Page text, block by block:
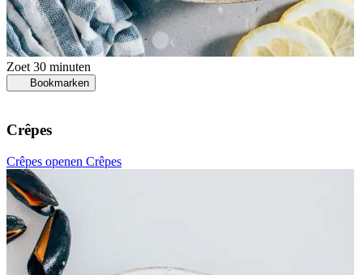
Zoet 30 minuten
Bookmarken
Crêpes
Crêpes openen Crêpes